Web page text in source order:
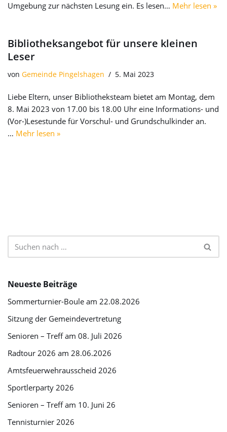
Umgebung zur nächsten Lesung ein. Es lesen… Mehr lesen »
Bibliotheksangebot für unsere kleinen
Leser
von Gemeinde Pingelshagen 5. Mai 2023
Liebe Eltern, unser Bibliotheksteam bietet am Montag, dem
8. Mai 2023 von 17.00 bis 18.00 Uhr eine Informations- und
(Vor-)Lesestunde für Vorschul- und Grundschulkinder an.
… Mehr lesen »
Neueste Beiträge
Sommerturnier-Boule am 22.08.2026
Sitzung der Gemeindevertretung
Senioren – Treff am 08. Juli 2026
Radtour 2026 am 28.06.2026
Amtsfeuerwehrausscheid 2026
Sportlerparty 2026
Senioren – Treff am 10. Juni 26
Tennisturnier 2026